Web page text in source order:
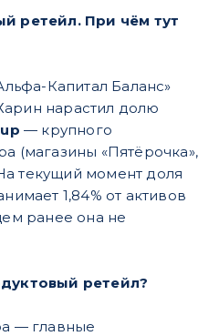
ретейл. При чём тут
Капитал Баланс»
нарастил долю
— крупного
(магазины «Пятёрочка»,
текущий момент доля
1,84% от активов
ранее она не
ретейл?
— главные